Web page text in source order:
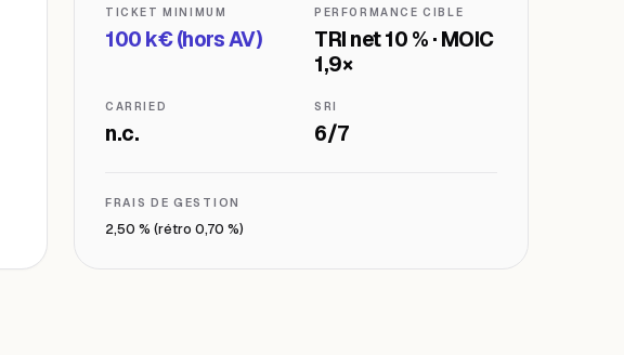
TICKET MINIMUM
100 k€ (hors AV)
PERFORMANCE CIBLE
TRI net 10 % · MOIC
1,9×
CARRIED
n.c.
SRI
6/7
FRAIS DE GESTION
2,50 % (rétro 0,70 %)